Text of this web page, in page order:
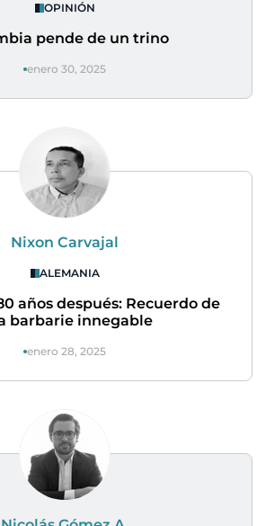
OPINIÓN
pende de un trino
enero 30, 2025
Nixon Carvajal
ALEMANIA
años después: Recuerdo de
barbarie innegable
enero 28, 2025